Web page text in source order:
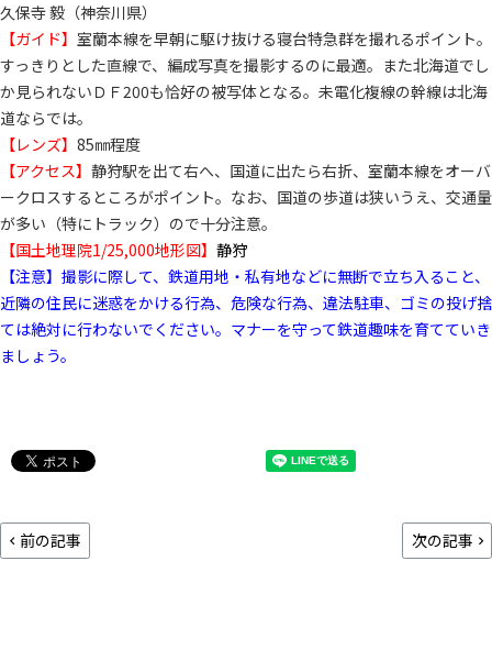
久保寺 毅（神奈川県）
【ガイド】 室蘭本線を早朝に駆け抜ける寝台特急群を撮れるポイント。
すっきりとした直線で、編成写真を撮影するのに最適。また北海道でし
か見られないＤＦ200も恰好の被写体となる。未電化複線の幹線は北海
道ならでは。
【レンズ】 85㎜程度
【アクセス】 静狩駅を出て右へ、国道に出たら右折、室蘭本線をオーバ
ークロスするところがポイント。なお、国道の歩道は狭いうえ、交通量
が多い（特にトラック）ので十分注意。
【国土地理院1/25,000地形図】 静狩
【注意】撮影に際して、鉄道用地・私有地などに無断で立ち入ること、
近隣の住民に迷惑をかける行為、危険な行為、違法駐車、ゴミの投げ捨
ては絶対に行わないでください。マナーを守って鉄道趣味を育てていき
ましょう。
前の記事 次の記事